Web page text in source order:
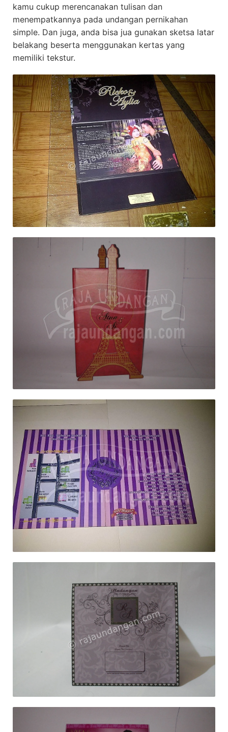
kamu cukup merencanakan tulisan dan
menempatkannya pada undangan pernikahan
simple. Dan juga, anda bisa jua gunakan sketsa latar
belakang beserta menggunakan kertas yang
memiliki tekstur.